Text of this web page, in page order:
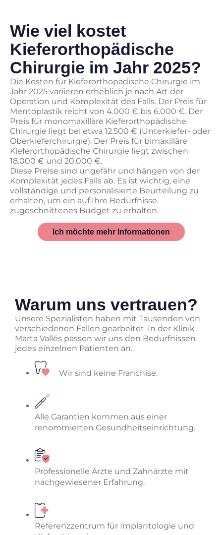
Wie viel kostet
Kieferorthopädische
Chirurgie im Jahr 2025?
Die Kosten für Kieferorthopädische Chirurgie im
Jahr 2025 variieren erheblich je nach Art der
Operation und Komplexität des Falls. Der Preis für
Mentoplastik reicht von 4.000 € bis 6.000 €. Der
Preis für monomaxilläre Kieferorthopädische
Chirurgie liegt bei etwa 12.500 € (Unterkiefer- oder
Oberkieferchirurgie). Der Preis für bimaxilläre
Kieferorthopädische Chirurgie liegt zwischen
18.000 € und 20.000 €.
Diese Preise sind ungefähr und hängen von der
Komplexität jedes Falls ab. Es ist wichtig, eine
vollständige und personalisierte Beurteilung zu
erhalten, um ein auf Ihre Bedürfnisse
zugeschnittenes Budget zu erhalten.
Ich möchte mehr Informationen
Warum uns vertrauen?
Unsere Spezialisten haben mit Tausenden von
verschiedenen Fällen gearbeitet. In der Klinik
Marta Vallés passen wir uns den Bedürfnissen
jedes einzelnen Patienten an.
Wir sind keine Franchise.
Alle Garantien kommen aus einer
renommierten Gesundheitseinrichtung.
Professionelle Ärzte und Zahnärzte mit
nachgewiesener Erfahrung.
Referenzzentrum für Implantologie und